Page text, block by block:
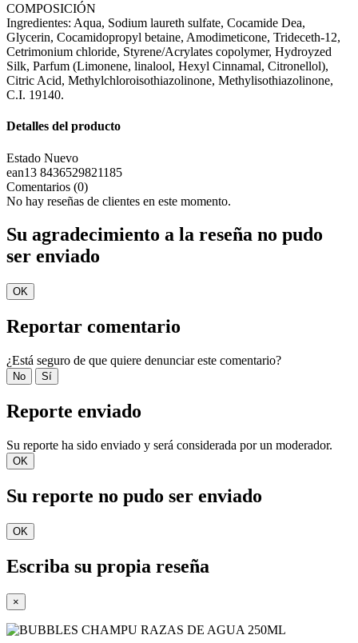
COMPOSICIÓN
Ingredientes: Aqua, Sodium laureth sulfate, Cocamide Dea,
Glycerin, Cocamidopropyl betaine, Amodimeticone, Trideceth-12,
Cetrimonium chloride, Styrene/Acrylates copolymer, Hydroyzed
Silk, Parfum (Limonene, linalool, Hexyl Cinnamal, Citronellol),
Citric Acid, Methylchloroisothiazolinone, Methylisothiazolinone,
C.I. 19140.
Detalles del producto
Estado Nuevo
ean13 8436529821185
Comentarios (0)
No hay reseñas de clientes en este momento.
Su agradecimiento a la reseña no pudo
ser enviado
OK
Reportar comentario
¿Está seguro de que quiere denunciar este comentario?
No Sí
Reporte enviado
Su reporte ha sido enviado y será considerada por un moderador.
OK
Su reporte no pudo ser enviado
OK
Escriba su propia reseña
×